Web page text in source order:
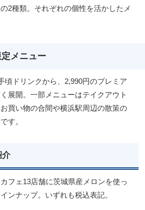
2種類。それぞれの個性を活かしたメ
メニュー
頃ドリンクから、2,990円のプレミア
展開。一部メニューはテイクアウト
買い物の合間や横浜駅周辺の散策の
す。
介
フェ13店舗に茨城県産メロンを使っ
ンナップ。いずれも税込表記。